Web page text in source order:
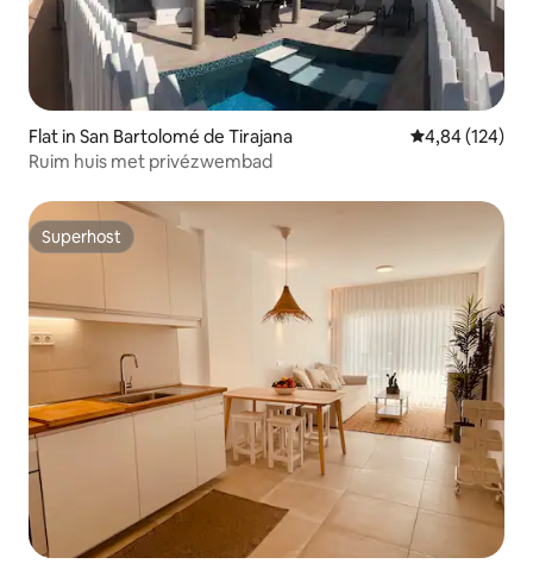
Flat in San Bartolomé de Tirajana Gemiddelde
4,84 (124)
Ruim huis met privézwembad
Superhost
Superhost